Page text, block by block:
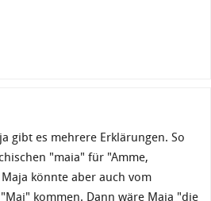
gibt es mehrere Erklärungen. So
"maia" für "Amme,
könnte aber auch vom
kommen. Dann wäre Maja "die